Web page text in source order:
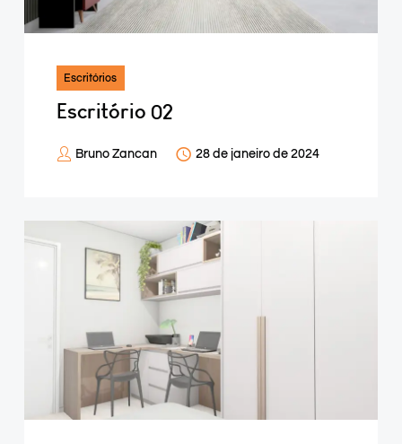
Escritórios
Escritório 02
Bruno Zancan 28 de janeiro de 2024